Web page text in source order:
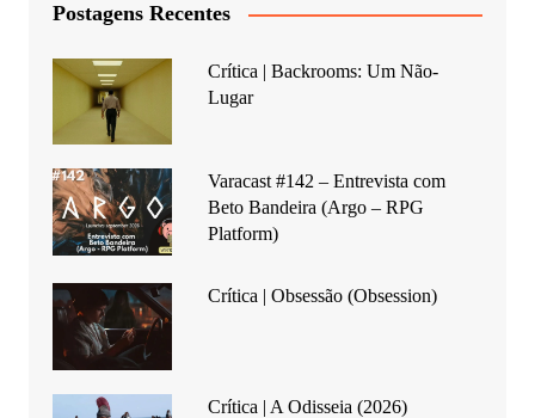
Postagens Recentes
Crítica | Backrooms: Um Não-
Lugar
Varacast #142 – Entrevista com
Beto Bandeira (Argo – RPG
Platform)
Crítica | Obsessão (Obsession)
Crítica | A Odisseia (2026)